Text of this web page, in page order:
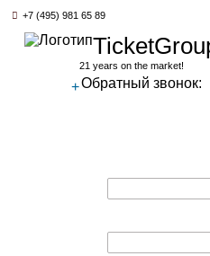
+7 (495) 981 65 89
21 years on the market!
+Обратный звонок: